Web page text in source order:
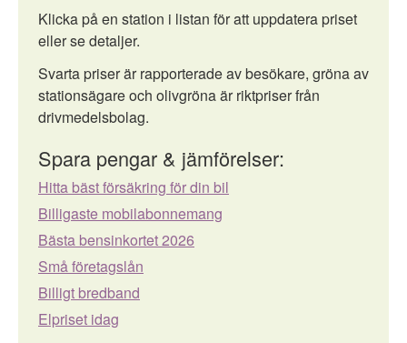
Klicka på en station i listan för att uppdatera priset
eller se detaljer.
Svarta priser är rapporterade av besökare, gröna av
stationsägare och olivgröna är riktpriser från
drivmedelsbolag.
Spara pengar & jämförelser:
Hitta bäst försäkring för din bil
Billigaste mobilabonnemang
Bästa bensinkortet 2026
Små företagslån
Billigt bredband
Elpriset idag